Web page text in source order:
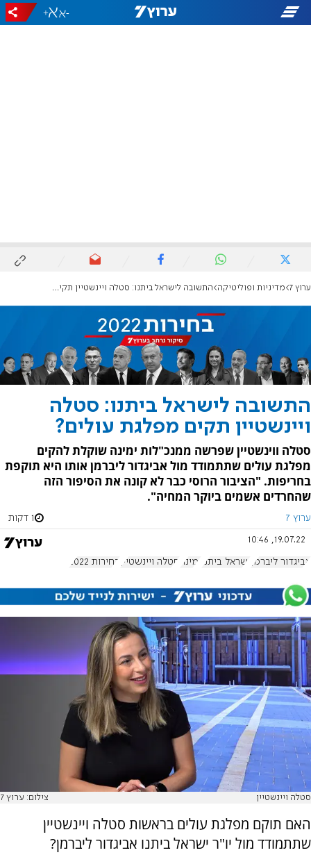
-
+
ערוץ 7 מדיניות ופוליטיקה התשובה לישראל ביתנו: סטלה ויינשטיין תקים מפלגת עולים?
התשובה לישראל ביתנו: סטלה
ויינשטיין תקים מפלגת עולים?
סטלה ווינשטיין שפרשה ממנכ"לות ימינה שוקלת להקים
מפלגת עולים שתתמודד מול אביגדור ליברמן אותו היא תוקפת
בחריפות. "הציבור הרוסי כבר לא קונה את הסיפור הזה
שהחרדים אשמים ביוקר המחיה".
ערוץ 7 1 דקות
19.07.22, 10:46
אביגדור ליברמן ישראל ביתנו ימינה סטלה ויינשטיין בחירות 2022
סטלה ויינשטיין צילום: ערוץ 7
האם תוקם מפלגת עולים בראשות סטלה ויינשטיין
שתתמודד מול יו"ר ישראל ביתנו אביגדור ליברמן?